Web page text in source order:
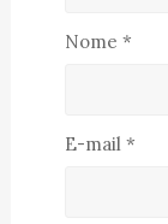
Nome *
E-mail *